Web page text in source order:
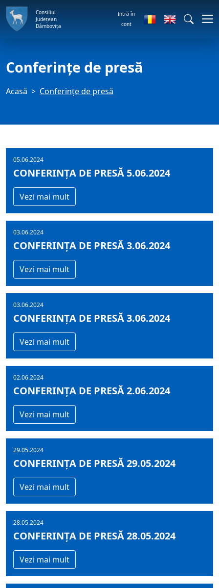
Consiliul
Județean
Dâmbovița
Intră în
cont
Conferințe de presă
Acasă Conferințe de presă
05.06.2024
CONFERINȚA DE PRESĂ 5.06.2024
Vezi mai mult
03.06.2024
CONFERINȚA DE PRESĂ 3.06.2024
Vezi mai mult
03.06.2024
CONFERINȚA DE PRESĂ 3.06.2024
Vezi mai mult
02.06.2024
CONFERINȚA DE PRESĂ 2.06.2024
Vezi mai mult
29.05.2024
CONFERINȚA DE PRESĂ 29.05.2024
Vezi mai mult
28.05.2024
CONFERINȚA DE PRESĂ 28.05.2024
Vezi mai mult